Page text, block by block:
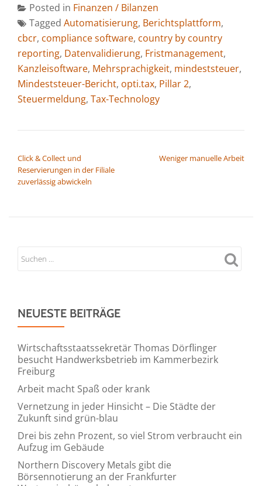
Posted in Finanzen / Bilanzen
Tagged Automatisierung, Berichtsplattform,
cbcr, compliance software, country by country
reporting, Datenvalidierung, Fristmanagement,
Kanzleisoftware, Mehrsprachigkeit, mindeststeuer,
Mindeststeuer-Bericht, opti.tax, Pillar 2,
Steuermeldung, Tax-Technology
Click & Collect und
Reservierungen in der Filiale
zuverlässig abwickeln
Weniger manuelle Arbeit
NEUESTE BEITRÄGE
Wirtschaftsstaatssekretär Thomas Dörflinger
besucht Handwerksbetrieb im Kammerbezirk
Freiburg
Arbeit macht Spaß oder krank
Vernetzung in jeder Hinsicht – Die Städte der
Zukunft sind grün-blau
Drei bis zehn Prozent, so viel Strom verbraucht ein
Aufzug im Gebäude
Northern Discovery Metals gibt die
Börsennotierung an der Frankfurter